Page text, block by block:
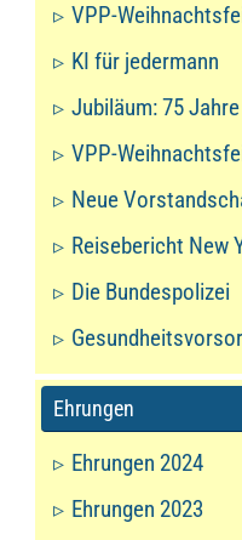
VPP-
KI für jedermann
Jubiläum: 75
VPP-
Neue
Reisebericht New
Die Bundespolizei
Ehrungen
Ehrungen 2024
Ehrungen 2023